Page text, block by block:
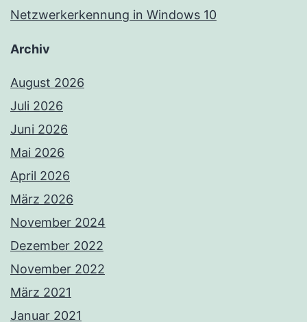
Netzwerkerkennung in Windows 10
Archiv
August 2026
Juli 2026
Juni 2026
Mai 2026
April 2026
März 2026
November 2024
Dezember 2022
November 2022
März 2021
Januar 2021